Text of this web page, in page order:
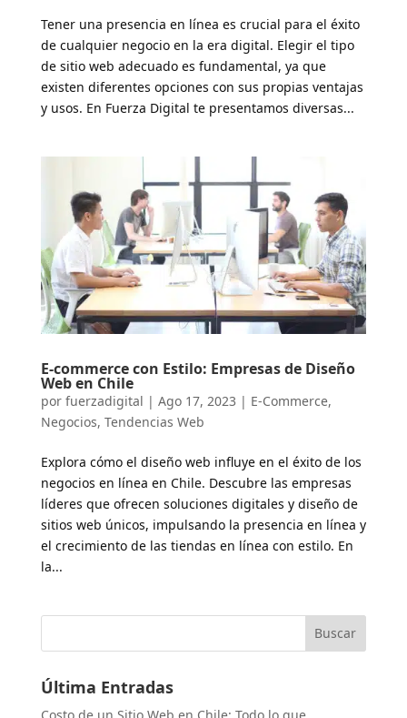
Tener una presencia en línea es crucial para el éxito
de cualquier negocio en la era digital. Elegir el tipo
de sitio web adecuado es fundamental, ya que
existen diferentes opciones con sus propias ventajas
y usos. En Fuerza Digital te presentamos diversas...
E-commerce con Estilo: Empresas de Diseño
Web en Chile
por fuerzadigital | Ago 17, 2023 | E-Commerce,
Negocios, Tendencias Web
Explora cómo el diseño web influye en el éxito de los
negocios en línea en Chile. Descubre las empresas
líderes que ofrecen soluciones digitales y diseño de
sitios web únicos, impulsando la presencia en línea y
el crecimiento de las tiendas en línea con estilo. En
la...
Buscar
Última Entradas
Costo de un Sitio Web en Chile: Todo lo que